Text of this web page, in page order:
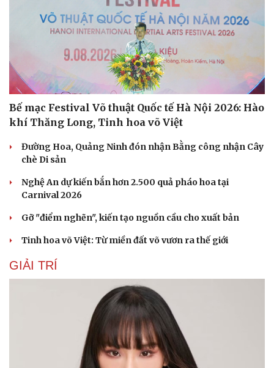
Du lịch
Podcast
Câu chuyện thời sự
Đọc truyện đêm khuya
Cửa sổ tình yêu
Kể chuyện cho bé
Hạt giống tâm hồn
Bế mạc Festival Võ thuật Quốc tế Hà Nội 2026: Hào
khí Thăng Long, Tinh hoa võ Việt
Đường Hoa, Quảng Ninh đón nhận Bằng công nhận Cây
chè Di sản
Nghệ An dự kiến bắn hơn 2.500 quả pháo hoa tại
Carnival 2026
Gỡ "điểm nghẽn", kiến tạo nguồn cầu cho xuất bản
Tinh hoa võ Việt: Từ miền đất võ vươn ra thế giới
GIẢI TRÍ